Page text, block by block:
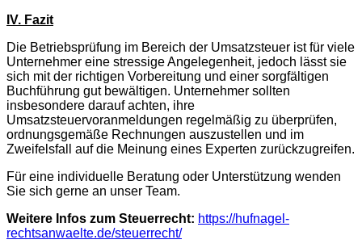
IV. Fazit
Die Betriebsprüfung im Bereich der Umsatzsteuer ist für viele
Unternehmer eine stressige Angelegenheit, jedoch lässt sie
sich mit der richtigen Vorbereitung und einer sorgfältigen
Buchführung gut bewältigen. Unternehmer sollten
insbesondere darauf achten, ihre
Umsatzsteuervoranmeldungen regelmäßig zu überprüfen,
ordnungsgemäße Rechnungen auszustellen und im
Zweifelsfall auf die Meinung eines Experten zurückzugreifen.
Für eine individuelle Beratung oder Unterstützung wenden
Sie sich gerne an unser Team.
Weitere Infos zum Steuerrecht: https://hufnagel-
rechtsanwaelte.de/steuerrecht/